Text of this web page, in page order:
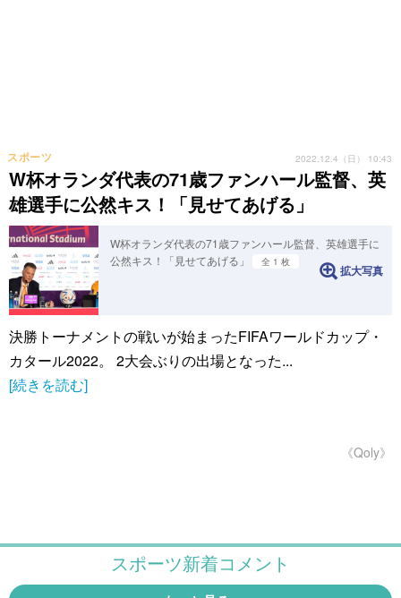
W杯オランダ代表の71歳ファンハール監督、英
雄選手に公然キス！「見せてあげる」
スポーツ 2022.12.4（日） 10:43
W杯オランダ代表の71歳ファンハール監督、英雄選手に
公然キス！「見せてあげる」
全 1 枚
拡大写真
決勝トーナメントの戦いが始まったFIFAワールドカップ・
カタール2022。 2大会ぶりの出場となった...
[続きを読む]
《Qoly》